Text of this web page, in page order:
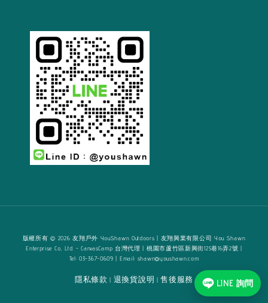
版權所有 © 2026 友翔戶外 YouShawn Outdoors | 友翔興業有限公司 You Shawn
Enterprise Co., Ltd. - CanvasCamp 台灣代理 | 桃園市蘆竹區新興街125巷16弄2號 |
Tel: 03-367-0609 | Email: shawn@youshawn.com
隱私條款 | 退換貨說明 |售後服務 LINE 詢問